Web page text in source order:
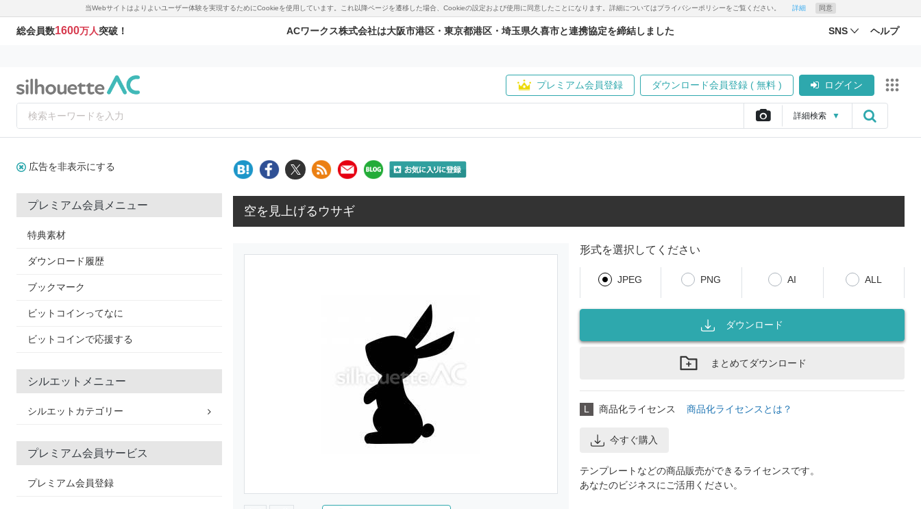
当Webサイトはよりよいユーザー体験を実現するためにCookieを使用しています。これ以降ページを遷移した場合、Cookieの設定および使用に同意したことになります。詳細についてはプライバシーポリシーをご覧ください。 詳細 同意
総会員数1600万人突破！ ACワークス株式会社は大阪市港区・東京都港区・埼玉県久喜市と連携協定を締結しました SNS ヘルプ
プレミアム会員登録 ダウンロード会員登録 ( 無料 ) ログイン
詳細検索 ▼
広告を非表示にする
プレミアム会員メニュー
特典素材
ダウンロード履歴
ブックマーク
ビットコインってなに
ビットコインで応援する
シルエットメニュー
シルエットカテゴリー
プレミアム会員サービス
プレミアム会員登録
空を見上げるウサギ
形式を選択してください
JPEG PNG AI ALL
ダウンロード
まとめてダウンロード
L 商品化ライセンス 商品化ライセンスとは？
今すぐ購入
テンプレートなどの商品販売ができるライセンスです。
あなたのビジネスにご活用ください。